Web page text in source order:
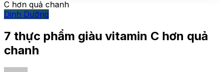
C hơn quả chanh
Dinh Dưỡng
7 thực phẩm giàu vitamin C hơn quả
chanh